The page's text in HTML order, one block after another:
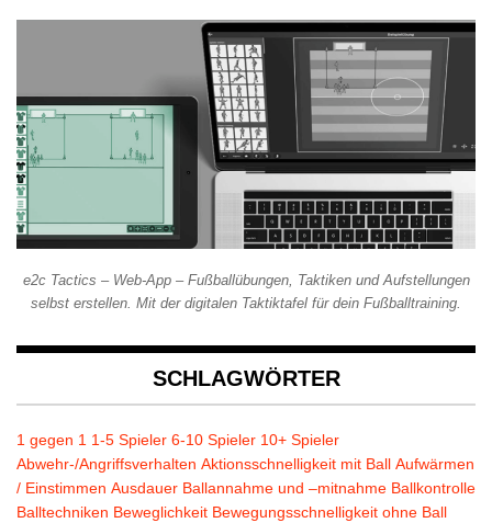
e2c Tactics – Web-App – Fußballübungen, Taktiken und Aufstellungen
selbst erstellen. Mit der digitalen Taktiktafel für dein Fußballtraining.
SCHLAGWÖRTER
1 gegen 1 1-5 Spieler 6-10 Spieler 10+ Spieler
Abwehr-/Angriffsverhalten Aktionsschnelligkeit mit Ball Aufwärmen
/ Einstimmen Ausdauer Ballannahme und –mitnahme Ballkontrolle
Balltechniken Beweglichkeit Bewegungsschnelligkeit ohne Ball